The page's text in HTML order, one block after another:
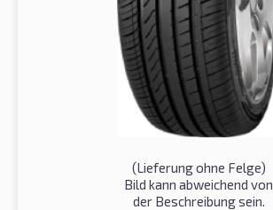
(Lieferung ohne Felge)
Bild kann abweichend von
der Beschreibung sein.